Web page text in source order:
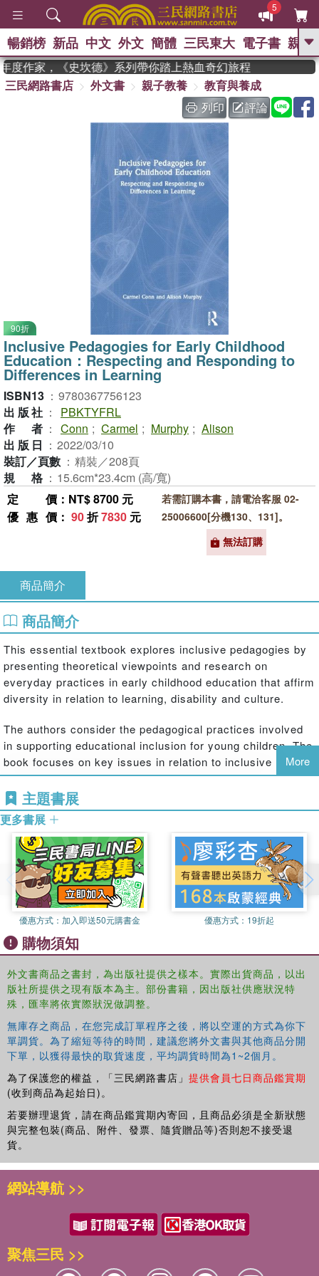
5
GO
熱搜： 東野圭吾 、 高希均教授回憶錄
The Odyssey 、 父親節 、 如果歷
史是一群喵 、 暑期推薦 、 國際布克
、
登輝時代
數學女孩：黎曼猜想
偉大的迷走神經
暢銷榜 新品 中文 外文 簡體 三民東大 電子書 親子
作家，《史坎德》系列帶你踏上熱血奇幻旅程
三民網路書店
外文書 親子教養
教育與養成
列印
評論
90折
Inclusive Pedagogies for Early Childhood
Education：Respecting and Responding to
Differences in Learning
ISBN13 ： 9780367756123
出版社 ：
PBKTYFRL
作者 ： Conn ; Carmel ; Murphy ; Alison
出版日 ： 2022/03/10
裝訂／頁數 ： 精裝／208頁
規格 ： 15.6cm*23.4cm (高/寬)
定價 ：NT$ 8700 元
優惠價 ： 90折7830 元
若需訂購本書，請電洽客服 02-
25006600[分機130、131]。
無法訂購
商品簡介
商品簡介
This essential textbook explores inclusive pedagogies by
presenting theoretical viewpoints and research on
everyday practices in early childhood education that affirm
diversity in relation to learning, disability and culture.
The authors consider the pedagogical practices involved
in supporting educational inclusion for young children. The
book focuses on key issues in relation to inclusive
pedagogy including young children's learning
subjectivities, socio-material realities of learning in early
childhood contexts, and perspective-taking of children and
adults in relation to learning and difference.
The book draws together findings from experts who are
employing innovative methods for research in early
childhood education, including conversation analysis,
phenomenological enquiry and participant ethnography, in
order to create new knowledge and understanding about
how young children are and feel themselves to be
included.
This textbook will be essential reading for students and
practitioners alike. The book is particularly pertinent for
undergraduate and postgraduate students studying early
years as well as courses which focus on education or
teaching or inclusion.
More
主題書展
更多書展
優惠方式： 加入即送50元購書金 優惠方式： 19折起
購物須知
外文書商品之書封，為出版社提供之樣本。實際出貨商品，以出
版社所提供之現有版本為主。部份書籍，因出版社供應狀況特
殊，匯率將依實際狀況做調整。
無庫存之商品，在您完成訂單程序之後，將以空運的方式為你下
單調貨。為了縮短等待的時間，建議您將外文書與其他商品分開
下單，以獲得最快的取貨速度，平均調貨時間為1~2個月。
為了保護您的權益，「三民網路書店」 提供會員七日商品鑑賞期
(收到商品為起始日)。
若要辦理退貨，請在商品鑑賞期內寄回，且商品必須是全新狀態
與完整包裝(商品、附件、發票、隨貨贈品等)否則恕不接受退
貨。
網站導航 >>
聚焦三民 >>